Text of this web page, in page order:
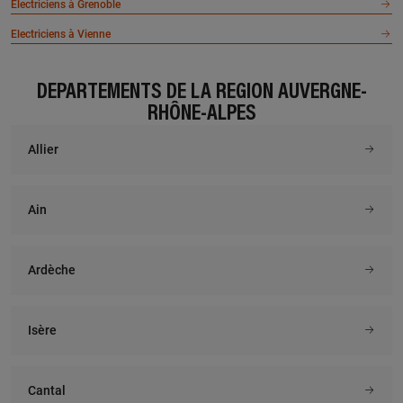
À 20.5 km km
L ECLAIREUR
ST MARTIN LE VINOUX
CEDELEC 38
En savoir plus
41 rue ampere, 38000 GRENOBLE
À 24.8 km km
GRENOBLE
Electriciens à Grenoble
Electriciens à Vienne
DÉPARTEMENTS DE LA RÉGION AUVERGNE-
RHÔNE-ALPES
Allier
Ain
Ardèche
Isère
Cantal